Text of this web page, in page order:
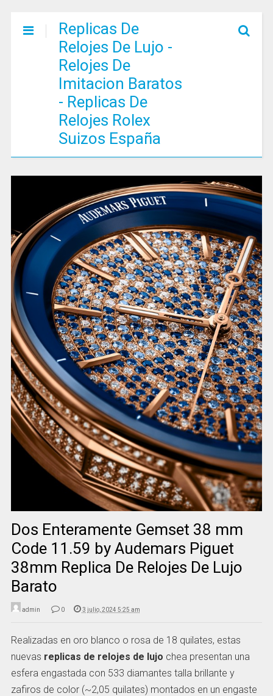
Replicas De
Relojes De Lujo -
Relojes De
Imitacion Baratos
- Replicas De
Relojes Rolex
Suizos España
Dos Enteramente Gemset 38 mm
Code 11.59 by Audemars Piguet
38mm Replica De Relojes De Lujo
Barato
admin 0 3 julio, 2024 5:25 am
Realizadas en oro blanco o rosa de 18 quilates, estas
nuevas replicas de relojes de lujo chea presentan una
esfera engastada con 533 diamantes talla brillante y
zafiros de color (~2,05 quilates) montados en un engaste